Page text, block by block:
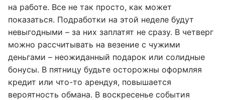
на работе. Все не так просто, как может
показаться. Подработки на этой неделе будут
невыгодными – за них заплатят не сразу. В четверг
можно рассчитывать на везение с чужими
деньгами – неожиданный подарок или солидные
бонусы. В пятницу будьте осторожны оформляя
кредит или что-то арендуя, повышается
вероятность обмана. В воскресенье события